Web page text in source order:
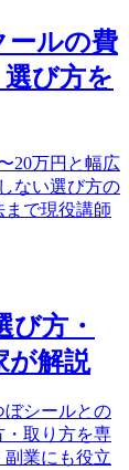
ールの費
び方を
20万円と幅広
ない選び方の
で現役講師
方・
が解説
ぼシールとの
・取り方を専
業にも役立